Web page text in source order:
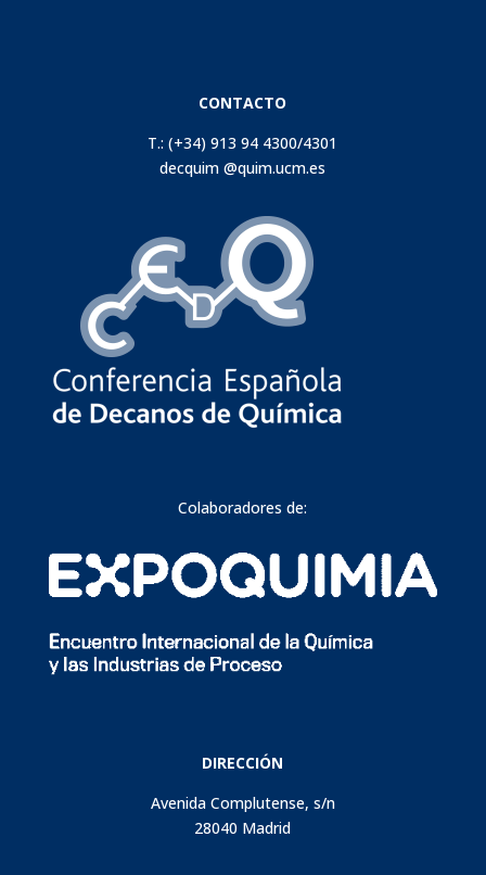
CONTACTO
T.: (+34) 913 94 4300/4301
decquim @quim.ucm.es
Colaboradores de:
DIRECCIÓN
Avenida Complutense, s/n
28040 Madrid